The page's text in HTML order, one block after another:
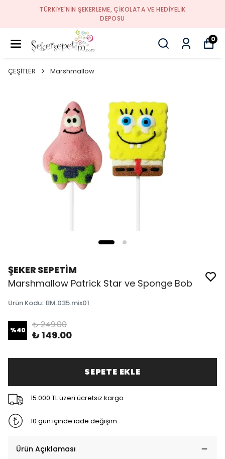
TÜRKIYE'NIN ŞEKERLEME, ÇIKOLATA VE HEDIYELIK
DEPOSU
0
ÇEŞİTLER Marshmallow
ŞEKER SEPETİM
Marshmallow Patrick Star ve Sponge Bob
Ürün Kodu: BM.035.mix01
%40 ₺ 249.00
₺ 149.00
SEPETE EKLE
15.000 TL üzeri ücretsiz kargo
10 gün içinde iade değişim
Ürün Açıklaması